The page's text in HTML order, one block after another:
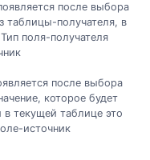
после выбора
таблицы-получателя, в
поля-получателя
после выбора
которое будет
в текущей таблице это
источник